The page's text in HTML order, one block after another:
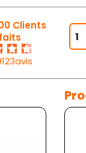
Clients